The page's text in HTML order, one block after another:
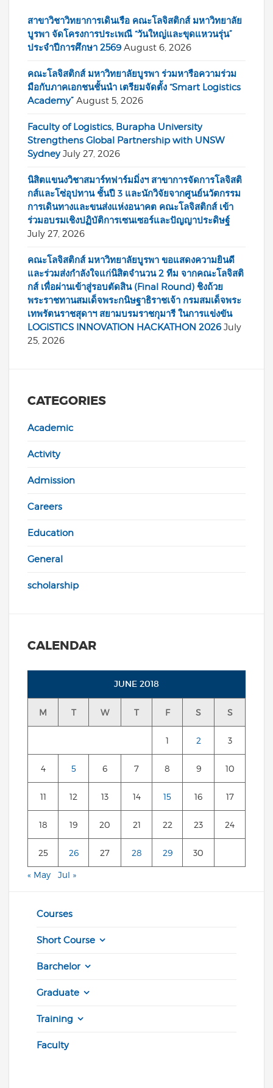
สาขาวิชาวิทยาการเดินเรือ คณะโลจิสติกส์ มหาวิทยาลัย
บูรพา จัดโครงการประเพณี “วันใหญ่และขุดแหวนรุ่น”
ประจำปีการศึกษา 2569 August 6, 2026
คณะโลจิสติกส์ มหาวิทยาลัยบูรพา ร่วมหารือความร่วม
มือกับภาคเอกชนชั้นนำ เตรียมจัดตั้ง “Smart Logistics
Academy” August 5, 2026
Faculty of Logistics, Burapha University
Strengthens Global Partnership with UNSW
Sydney July 27, 2026
นิสิตแขนงวิชาสมาร์ทฟาร์มมิ่งฯ สาขาการจัดการโลจิสติ
กส์และโซ่อุปทาน ชั้นปี 3 และนักวิจัยจากศูนย์นวัตกรรม
การเดินทางและขนส่งแห่งอนาคต คณะโลจิสติกส์ เข้า
ร่วมอบรมเชิงปฏิบัติการเซนเซอร์และปัญญาประดิษฐ์
July 27, 2026
คณะโลจิสติกส์ มหาวิทยาลัยบูรพา ขอแสดงความยินดี
และร่วมส่งกำลังใจแก่นิสิตจำนวน 2 ทีม จากคณะโลจิสติ
กส์ เพื่อผ่านเข้าสู่รอบตัดสิน (Final Round) ชิงถ้วย
พระราชทานสมเด็จพระกนิษฐาธิราชเจ้า กรมสมเด็จพระ
เทพรัตนราชสุดาฯ สยามบรมราชกุมารี ในการแข่งขัน
LOGISTICS INNOVATION HACKATHON 2026 July
25, 2026
CATEGORIES
Academic
Activity
Admission
Careers
Education
General
scholarship
CALENDAR
JUNE 2018
M T W T F S S
1 2 3
4 5 6 7 8 9 10
11 12 13 14 15 16 17
18 19 20 21 22 23 24
25 26 27 28 29 30
« May Jul »
Courses
Short Course
Barchelor
Graduate
Training
Faculty